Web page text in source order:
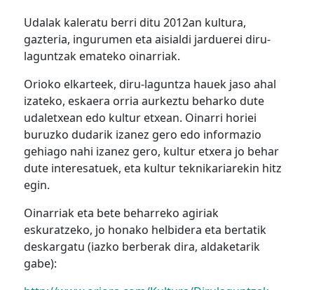
Udalak kaleratu berri ditu 2012an kultura,
gazteria, ingurumen eta aisialdi jarduerei diru-
laguntzak emateko oinarriak.
Orioko elkarteek, diru-laguntza hauek jaso ahal
izateko, eskaera orria aurkeztu beharko dute
udaletxean edo kultur etxean. Oinarri horiei
buruzko dudarik izanez gero edo informazio
gehiago nahi izanez gero, kultur etxera jo behar
dute interesatuek, eta kultur teknikariarekin hitz
egin.
Oinarriak eta bete beharreko agiriak
eskuratzeko, jo honako helbidera eta bertatik
deskargatu (iazko berberak dira, aldaketarik
gabe):